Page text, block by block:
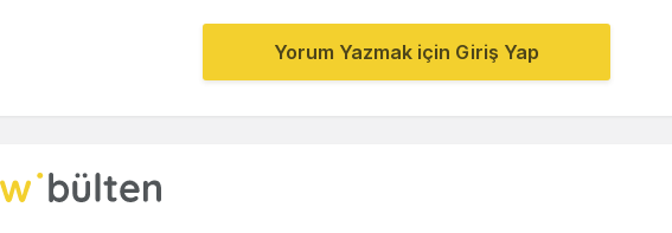
Yorum Yazmak için Giriş Yap